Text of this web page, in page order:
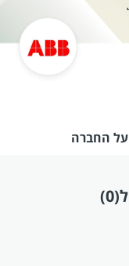
על החברה
(0)